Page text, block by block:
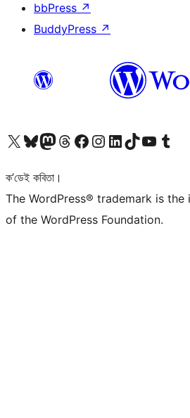
bbPress ↗
BuddyPress ↗
আমাৰ X (আগৰ Twitter) একাউণ্টলৈ যাওকআমাৰ Bluesky একাউণ্টলৈ যাওকআমাৰ Mastodon একাউণ্টলৈ যাওকআমাৰ Threads একাউণ্টলৈ যাওকআমাৰ Facebook পৃষ্ঠালৈ যাওকআমাৰ Instagram একাউণ্টলৈ যাওকআমাৰ LinkedIn একাউণ্টলৈ যাওকআমাৰ TikTok একাউণ্টলৈ যাওকআমাৰ YouTube চেনেললৈ যাওকআমাৰ Tumblr একাউণ্টলৈ যাওক
ক’ডেই কবিতা।
The WordPress® trademark is
of the WordPress Foundation.